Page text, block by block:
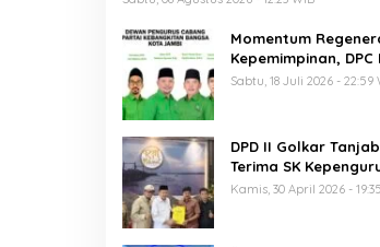
Momentum
Kepemimpinan, DPC
Jambi Siap
Sabtu, 18 Juli 2026 - 22:59
DPD II Golkar
Terima SK
Perdana di Jambi
Kamis, 30 April 2026 -